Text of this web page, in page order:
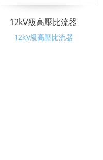
12kV級高壓比流器
12kV級高壓比流器